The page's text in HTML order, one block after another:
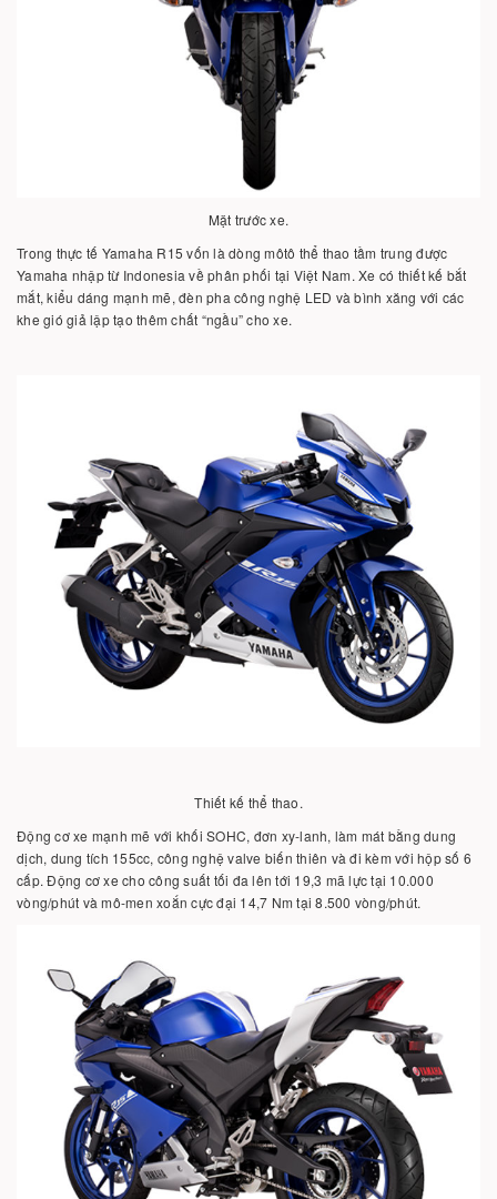
Mặt trước xe.
Trong thực tế Yamaha R15 vốn là dòng môtô thể thao tầm trung được
Yamaha nhập từ Indonesia về phân phối tại Việt Nam. Xe có thiết kế bắt
mắt, kiểu dáng mạnh mẽ, đèn pha công nghệ LED và bình xăng với các
khe gió giả lập tạo thêm chất “ngầu” cho xe.
Thiết kế thể thao.
Động cơ xe mạnh mẽ với khối SOHC, đơn xy-lanh, làm mát bằng dung
dịch, dung tích 155cc, công nghệ valve biến thiên và đi kèm với hộp số 6
cấp. Động cơ xe cho công suất tối đa lên tới 19,3 mã lực tại 10.000
vòng/phút và mô-men xoắn cực đại 14,7 Nm tại 8.500 vòng/phút.